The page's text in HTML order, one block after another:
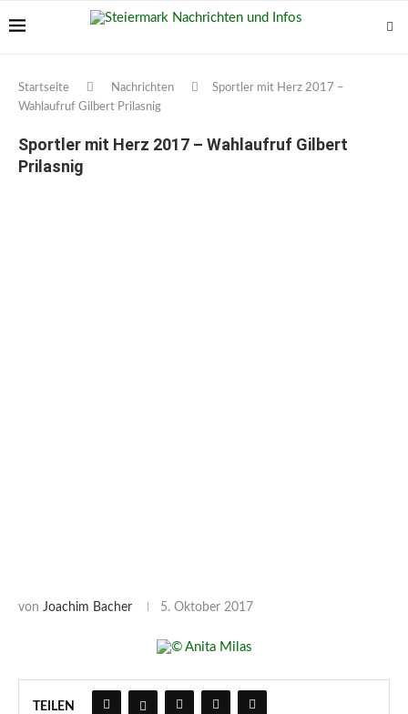
Startseite Nachrichten
Sportler mit Herz 2017 –
Wahlaufruf Gilbert Prilasnig
Sportler mit Herz 2017 – Wahlaufruf Gilbert
Prilasnig
von Joachim Bacher 5. Oktober 2017
TEILEN